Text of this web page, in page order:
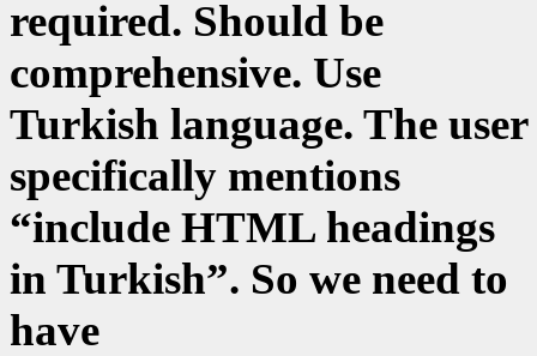
required. Should be
comprehensive. Use
Turkish language. The user
specifically mentions
“include HTML headings
in Turkish”. So we need to
have